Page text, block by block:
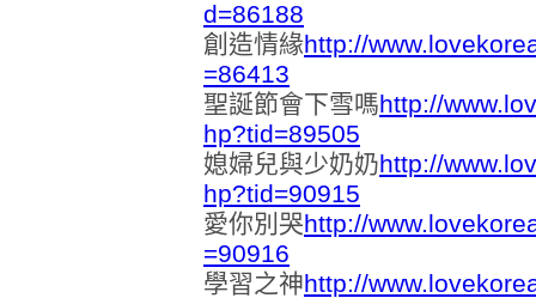
d=86188
創造情緣http://
=86413
聖誕節會下雪嗎http://
hp?tid=89505
媳婦兒與少奶奶http://
hp?tid=90915
愛你別哭http://
=90916
學習之神http://